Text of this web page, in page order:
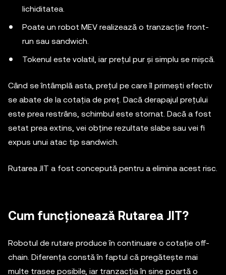
lichiditatea.
Poate un robot MEV realizează o tranzacție front-
run sau sandwich.
Tokenul este volatil, iar prețul pur și simplu se mișcă.
Când se întâmplă asta, prețul pe care îl primești efectiv
se abate de la cotația de preț. Dacă derapajul prețului
este prea restrâns, schimbul este stornat. Dacă a fost
setat prea extins, vei obține rezultate slabe sau vei fi
expus unui atac tip sandwich.
Rutarea JIT a fost concepută pentru a elimina acest risc.
Cum funcționează Rutarea JIT?
Robotul de rutare produce în continuare o cotație off-
chain. Diferența constă în faptul că pregătește mai
multe trasee posibile, iar tranzacția în sine poartă o